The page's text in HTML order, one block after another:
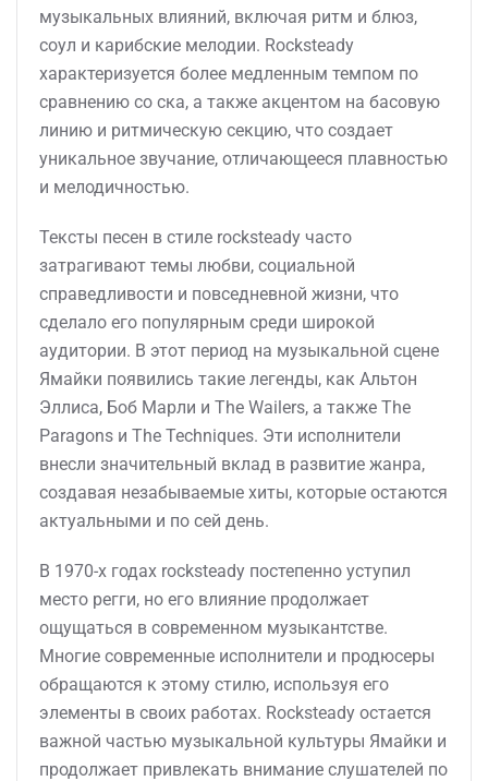
музыкальных влияний, включая ритм и блюз,
соул и карибские мелодии. Rocksteady
характеризуется более медленным темпом по
сравнению со ска, а также акцентом на басовую
линию и ритмическую секцию, что создает
уникальное звучание, отличающееся плавностью
и мелодичностью.
Тексты песен в стиле rocksteady часто
затрагивают темы любви, социальной
справедливости и повседневной жизни, что
сделало его популярным среди широкой
аудитории. В этот период на музыкальной сцене
Ямайки появились такие легенды, как Альтон
Эллиса, Боб Марли и The Wailers, а также The
Paragons и The Techniques. Эти исполнители
внесли значительный вклад в развитие жанра,
создавая незабываемые хиты, которые остаются
актуальными и по сей день.
В 1970-х годах rocksteady постепенно уступил
место регги, но его влияние продолжает
ощущаться в современном музыкантстве.
Многие современные исполнители и продюсеры
обращаются к этому стилю, используя его
элементы в своих работах. Rocksteady остается
важной частью музыкальной культуры Ямайки и
продолжает привлекать внимание слушателей по